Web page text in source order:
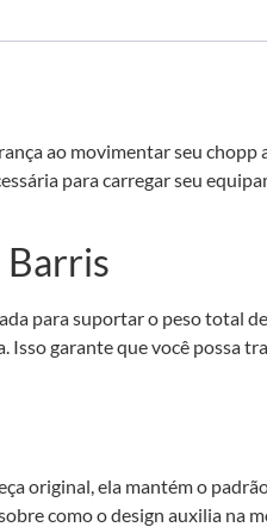
ao movimentar seu
para carregar seu
Barris
para suportar o peso total
garante que você possa
original, ela mantém o
como o design auxilia na